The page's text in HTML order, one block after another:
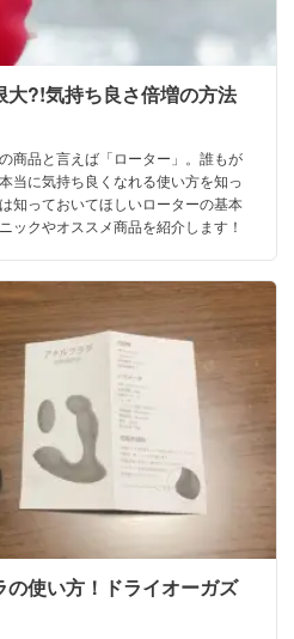
大?!気持ち良さ倍増の方法
商品と言えば「ローター」。誰もが
当に気持ち良くなれる使い方を知っ
知っておいてほしいローターの基本
ックやオススメ商品を紹介します！
使い方！ドライオーガズ